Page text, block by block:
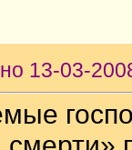
13-03-